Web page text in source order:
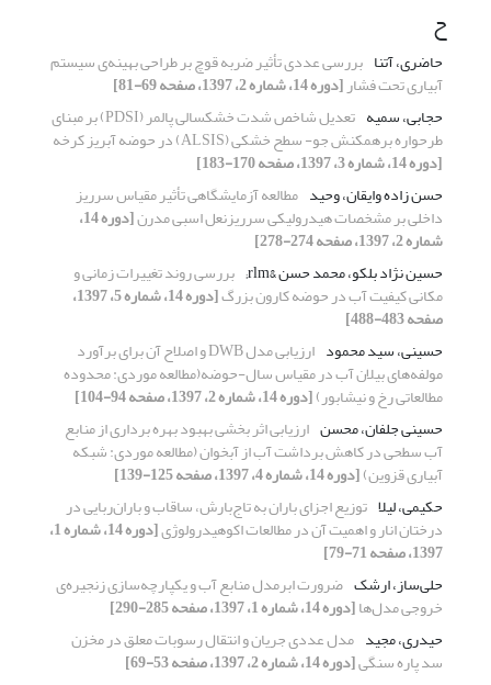
ح
حاضری، آتنا بررسی عددی تأثیر ضربه قوچ بر طراحی بهینه‌ی سیستم
آبیاری تحت فشار[دوره 14، شماره 2، 1397، صفحه 69-81]
حجابی، سمیه
تعدیل شاخص شدت خشکسالی پالمر (PDSI) بر مبنای
طرحواره برهمکنش جو- سطح خشکی (ALSIS) در حوضه آبریز کرخه
[دوره 14، شماره 3، 1397، صفحه 170-183]
حسن زاده وایقان، وحید مطالعه آزمایشگاهی تأثیر مقیاس سرریز
داخلی بر مشخصات هیدرولیکی سرریزنعل اسبی مدرن [دوره 14،
شماره 2، 1397، صفحه 274-278]
حسین نژاد بلکو، محمد حسن &rlm;
بررسی روند تغییرات زمانی و
مکانی کیفیت آب در حوضه کارون بزرگ [دوره 14، شماره 5، 1397،
صفحه 483-488]
حسینی، سید محمود
ارزیابی مدل DWB و اصلاح آن برای برآورد
مولفه‌های بیلان آب در مقیاس سال-حوضه(مطالعه موردی: محدوده
مطالعاتی رخ و نیشابور)[دوره 14، شماره 2، 1397، صفحه 94-104]
حسینی جلفان، محسن ارزیابی اثر بخشی بهبود بهره برداری از منابع
آب سطحی در کاهش برداشت آب از آبخوان (مطالعه موردی: شبکه
آبیاری قزوین)[دوره 14، شماره 4، 1397، صفحه 125-139]
حکیمی، لیلا توزیع اجزای باران به تاج‌بارش، ساقاب و باران‌ربایی در
درختان انار و اهمیت آن در مطالعات اکوهیدرولوژی [دوره 14، شماره 1،
1397، صفحه 71-79]
حلی‌ساز، ارشک ضرورت ابرمدل منابع آب و یکپارچه‌سازی زنجیره‌ی
خروجی مدل‌ها[دوره 14، شماره 1، 1397، صفحه 285-290]
حیدری، مجید مدل عددی جریان و انتقال رسوبات معلق در مخزن
سد پاره سنگی[دوره 14، شماره 2، 1397، صفحه 53-69]